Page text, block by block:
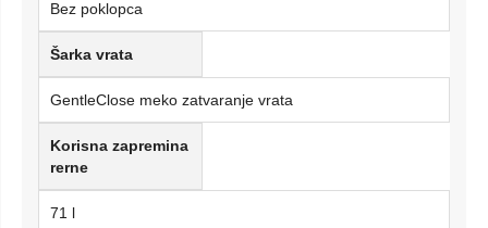
Bez poklopca
Šarka vrata
GentleClose meko zatvaranje vrata
Korisna zapremina
rerne
71 l